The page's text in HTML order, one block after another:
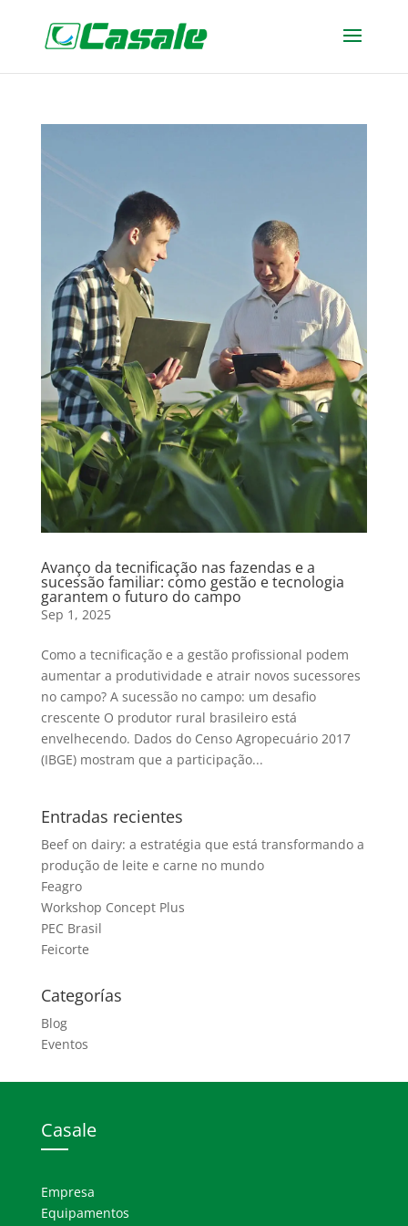
Avanço da tecnificação nas fazendas e a
sucessão familiar: como gestão e tecnologia
garantem o futuro do campo
Sep 1, 2025
Como a tecnificação e a gestão profissional podem
aumentar a produtividade e atrair novos sucessores
no campo? A sucessão no campo: um desafio
crescente O produtor rural brasileiro está
envelhecendo. Dados do Censo Agropecuário 2017
(IBGE) mostram que a participação...
Entradas recientes
Beef on dairy: a estratégia que está transformando a
produção de leite e carne no mundo
Feagro
Workshop Concept Plus
PEC Brasil
Feicorte
Categorías
Blog
Eventos
Casale
Empresa
Equipamentos